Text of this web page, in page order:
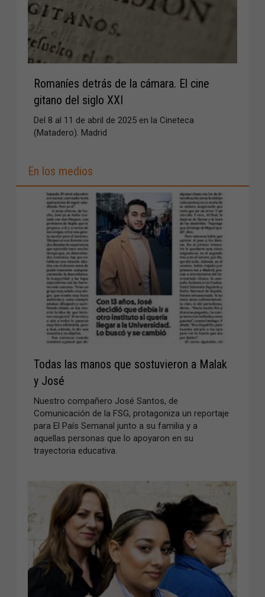
Romaníes detrás de la cámara. El cine
gitano del siglo XXI
Del 8 al 11 de abril de 2025 en la Cineteca
(Matadero). Madrid
En los medios
Todas las manos que sostuvieron a Malak
y José
Nuestro compañero José Santos, de
Comunicación de la FSG, protagoniza un reportaje
para El País Semanal junto a su familia y a
aquellas personas que lo apoyaron en su
trayectoria educativa.